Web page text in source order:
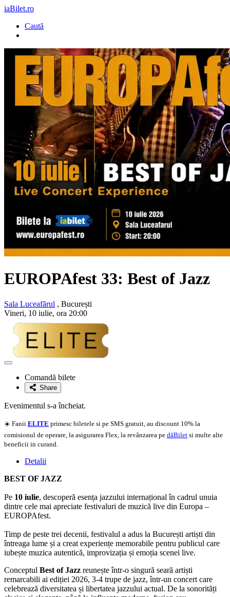
iaBilet.ro
Caută
EUROPAfest 33: Best of Jazz
Sala Luceafărul , București
Vineri, 10 iulie, ora 20:00
Adaugă
favoriteComandă bilete
Share
Evenimentul s-a încheiat.
☀️ Fanii ELITE primesc biletele si pe SMS gratuit, au discount 10% la
comisionul de operare, la asigurarea Flex, la revânzarea pe dăBilet si multe alte
beneficii in curand.
Detalii
BEST OF JAZZ
Pe 10 iulie, descoperă esența jazzului internațional în cadrul unuia
dintre cele mai apreciate festivaluri de muzică live din Europa –
EUROPAfest.
Timp de peste trei decenii, festivalul a adus la București artiști din
întreaga lume și a creat experiențe memorabile pentru publicul care
iubește muzica autentică, improvizația și emoția scenei live.
Conceptul Best of Jazz reunește într-o singură seară artiști
remarcabili ai ediției 2026, 3-4 trupe de jazz, într-un concert care
celebrează diversitatea și libertatea jazzului actual. De la sonorități